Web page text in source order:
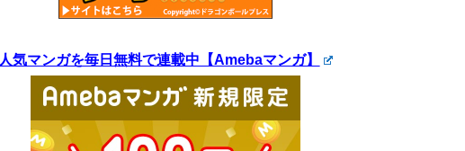
人気マンガを毎日無料で連載中【Amebaマンガ】